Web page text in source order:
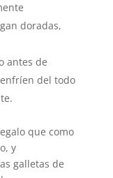
doradas,
antes de
del todo
que como
y
galletas de